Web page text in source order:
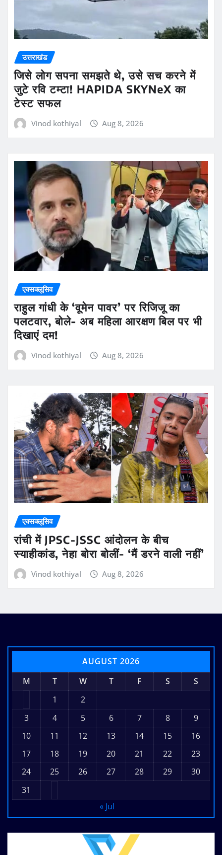
उत्तराखंड
जिसे लोग सपना समझते थे, उसे सच करने में
जुटे रवि टम्टा! HAPIDA SKYNeX का
टेस्ट सफल
Vinod kothiyal Aug 8, 2026
एक्सक्लूसिव
राहुल गांधी के ‘वूमेन पावर’ पर रिजिजू का
पलटवार, बोले- अब महिला आरक्षण बिल पर भी
दिखाएं दम!
Vinod kothiyal Aug 8, 2026
एक्सक्लूसिव
रांची में JPSC-JSSC आंदोलन के बीच
स्याहीकांड, नेहा बोरा बोलीं- ‘मैं डरने वाली नहीं’
Vinod kothiyal Aug 8, 2026
AUGUST 2026
M
T W T F S
S
1
2
3
4 5 6 7 8
9
10
11 12 13 14 15
16
17
18 19 20 21 22
23
24
25 26 27 28 29
30
31
« Jul